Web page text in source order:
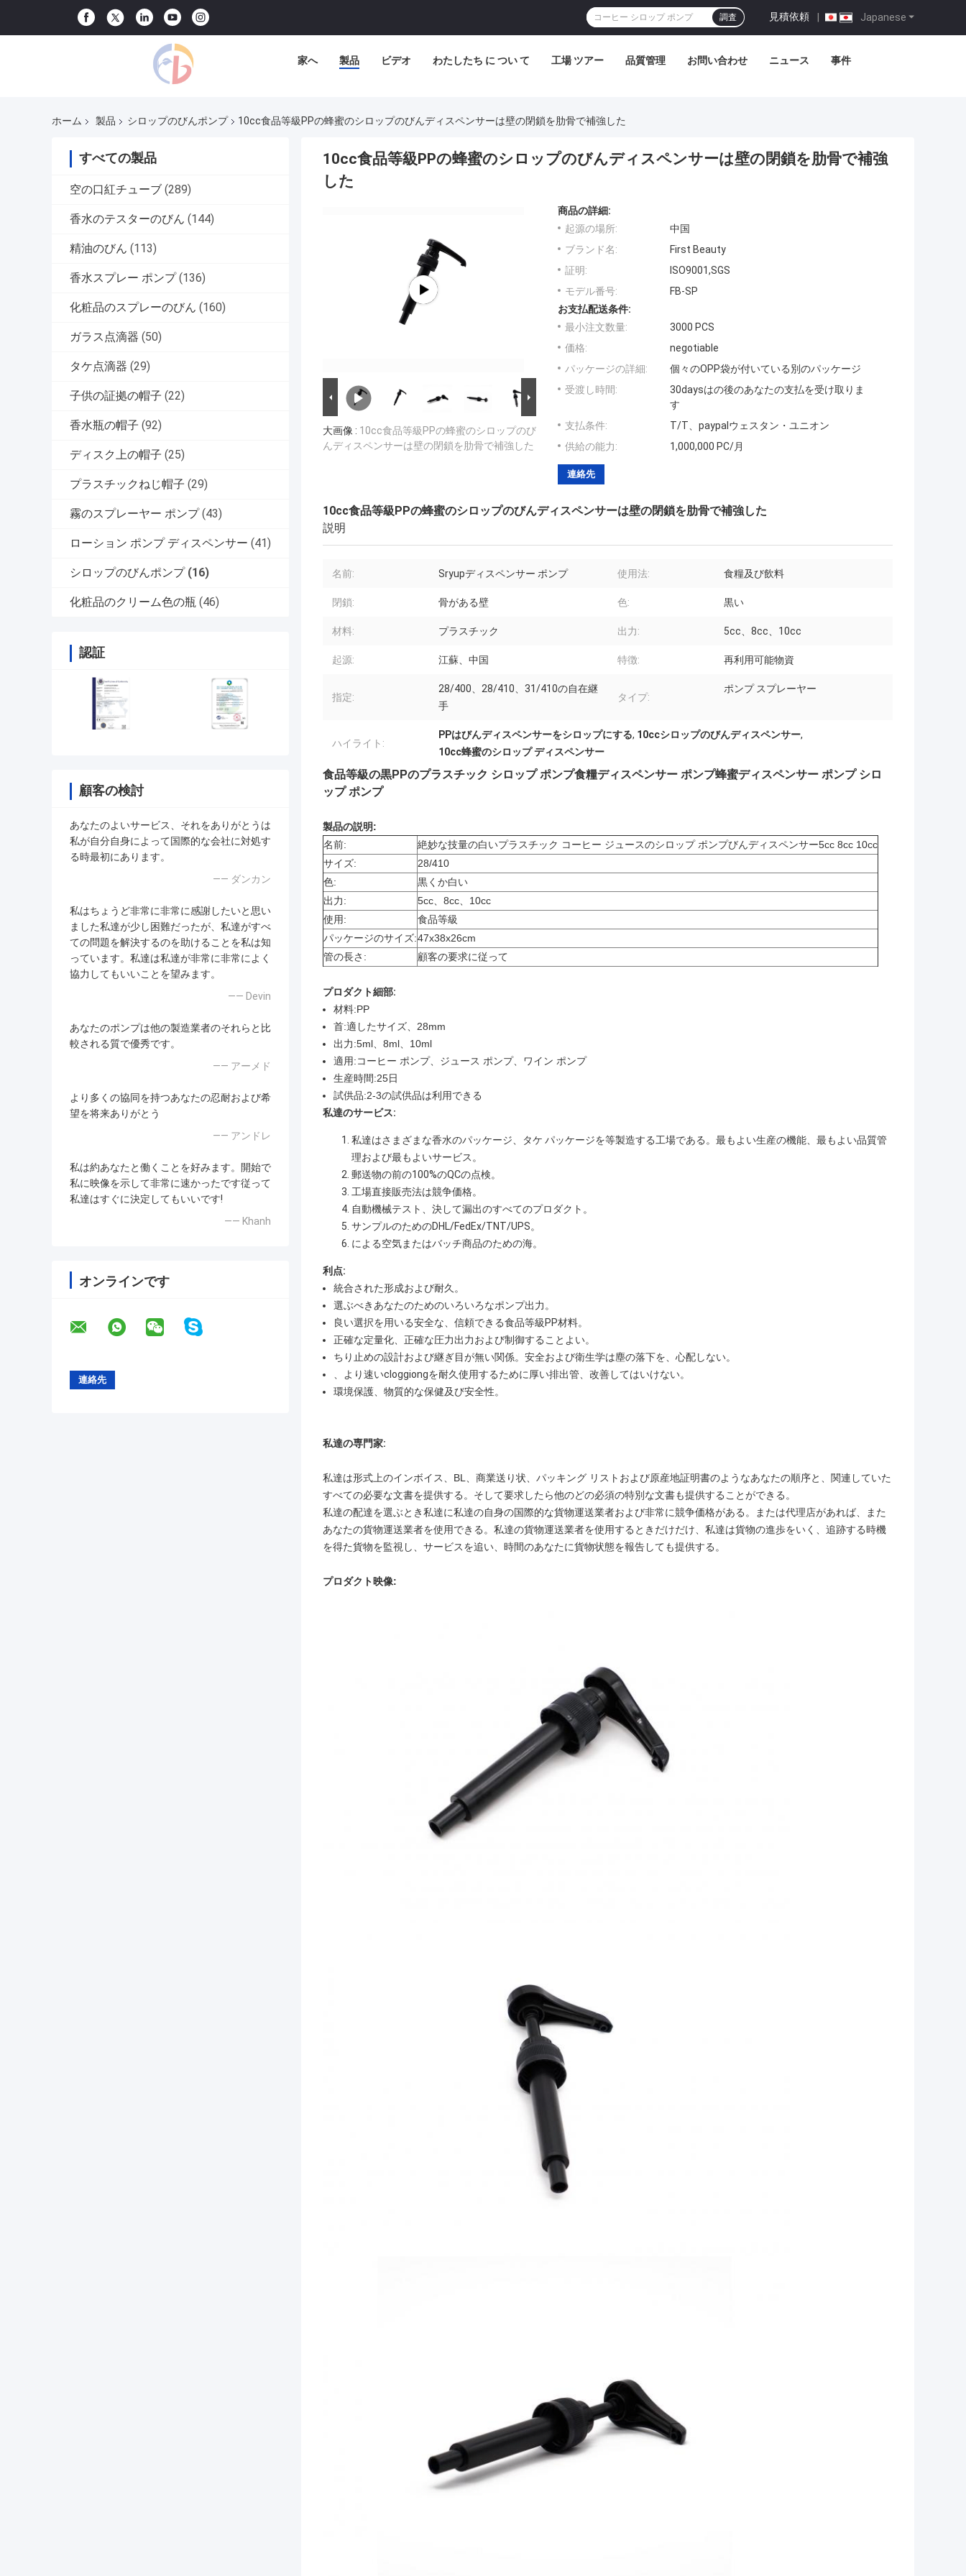
Japanese
見積依頼 |
調査
家へ 製品 ビデオ わたしたち に つい て 工場 ツアー 品質管理 お問い合わせ ニュース 事件
ホーム 製品 シロップのびんポンプ 10cc食品等級PPの蜂蜜のシロップのびんディスペンサーは壁の閉鎖を肋骨で補強した
すべての製品
空の口紅チューブ (289)
香水のテスターのびん (144)
精油のびん (113)
香水スプレー ポンプ (136)
化粧品のスプレーのびん (160)
ガラス点滴器 (50)
タケ点滴器 (29)
子供の証拠の帽子 (22)
香水瓶の帽子 (92)
ディスク上の帽子 (25)
プラスチックねじ帽子 (29)
霧のスプレーヤー ポンプ (43)
ローション ポンプ ディスペンサー (41)
シロップのびんポンプ (16)
化粧品のクリーム色の瓶 (46)
認証
顧客の検討
あなたのよいサービス、それをありがとうは
私が自分自身によって国際的な会社に対処す
る時最初にあります。
—— ダンカン
私はちょうど非常に非常に感謝したいと思い
ました私達が少し困難だったが、私達がすべ
ての問題を解決するのを助けることを私は知
っています。私達は私達が非常に非常によく
協力してもいいことを望みます。
—— Devin
あなたのポンプは他の製造業者のそれらと比
較される質で優秀です。
—— アーメド
より多くの協同を持つあなたの忍耐および希
望を将来ありがとう
—— アンドレ
私は約あなたと働くことを好みます。開始で
私に映像を示して非常に速かったです従って
私達はすぐに決定してもいいです!
—— Khanh
オンラインです
10cc食品等級PPの蜂蜜のシロップのびんディスペンサーは壁の閉鎖を肋骨で補強
した
大画像 : 10cc食品等級PPの蜂蜜のシロップのび
んディスペンサーは壁の閉鎖を肋骨で補強した
商品の詳細:
起源の場所:
中国
ブランド名:
First Beauty
証明:
ISO9001,SGS
モデル番号:
FB-SP
お支払配送条件:
最小注文数量:
3000 PCS
価格:
negotiable
パッケージの詳細:
個々のOPP袋が付いている別のパッケージ
受渡し時間:
30daysはの後のあなたの支払を受け取りま
す
支払条件:
T/T、paypalウェスタン・ユニオン
供給の能力:
1,000,000 PC/月
連絡先
10cc食品等級PPの蜂蜜のシロップのびんディスペンサーは壁の閉鎖を肋骨で補強した
説明
名前: Sryupディスペンサー ポンプ 使用法: 食糧及び飲料
閉鎖: 骨がある壁 色: 黒い
材料: プラスチック 出力: 5cc、8cc、10cc
起源: 江蘇、中国 特徴: 再利用可能物資
指定:
28/400、28/410、31/410の自在継
手
タイプ:
ポンプ スプレーヤー
ハイライト:
PPはびんディスペンサーをシロップにする, 10ccシロップのびんディスペンサー,
10cc蜂蜜のシロップ ディスペンサー
食品等級の黒PPのプラスチック シロップ ポンプ食糧ディスペンサー ポンプ蜂蜜ディスペンサー ポンプ シロ
ップ ポンプ
製品の説明:
名前:
絶妙な技量の白いプラスチック コーヒー ジュースのシロップ ポンプびんディスペンサー5cc 8cc 10cc
サイズ:
28/410
色:
黒くか白い
出力:
5cc、8cc、10cc
使用:
食品等級
パッケージのサイズ:47x38x26cm
管の長さ:
顧客の要求に従って
プロダクト細部:
材料:PP
首:適したサイズ、28mm
出力:5ml、8ml、10ml
適用:コーヒー ポンプ、ジュース ポンプ、ワイン ポンプ
生産時間:25日
試供品:2-3の試供品は利用できる
私達のサービス:
私達はさまざまな香水のパッケージ、タケ パッケージを等製造する工場である。最もよい生産の機能、最もよい品質管
理および最もよいサービス。
郵送物の前の100%のQCの点検。
工場直接販売法は競争価格。
自動機械テスト、決して漏出のすべてのプロダクト。
サンプルのためのDHL/FedEx/TNT/UPS。
による空気またはバッチ商品のための海。
利点:
統合された形成および耐久。
選ぶべきあなたのためのいろいろなポンプ出力。
良い選択を用いる安全な、信頼できる食品等級PP材料。
正確な定量化、正確な圧力出力および制御することよい。
ちり止めの設計および継ぎ目が無い関係。安全および衛生学は塵の落下を、心配しない。
、より速いcloggiongを耐久使用するために厚い排出管、改善してはいけない。
環境保護、物質的な保健及び安全性。
私達の専門家:
私達は形式上のインボイス、BL、商業送り状、パッキング リストおよび原産地証明書のようなあなたの順序と、関連していた
すべての必要な文書を提供する。そして要求したら他のどの必須の特別な文書も提供することができる。
私達の配達を選ぶとき私達に私達の自身の国際的な貨物運送業者および非常に競争価格がある。または代理店があれば、また
あなたの貨物運送業者を使用できる。私達の貨物運送業者を使用するときだけだけ、私達は貨物の進歩をいく、追跡する時機
を得た貨物を監視し、サービスを追い、時間のあなたに貨物状態を報告しても提供する。
プロダクト映像: